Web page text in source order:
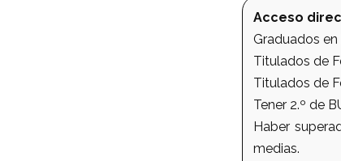
Acceso
Graduados
Titulados de
Titulados de
Tener 2.º de
Haber
medias.